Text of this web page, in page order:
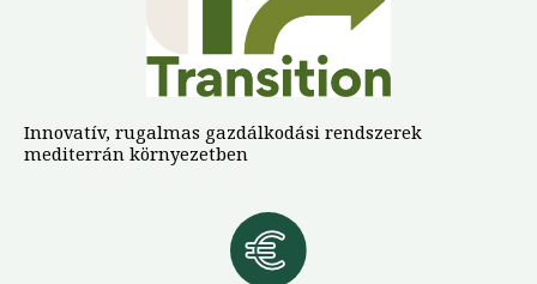
Innovatív, rugalmas gazdálkodási rendszerek
mediterrán környezetben